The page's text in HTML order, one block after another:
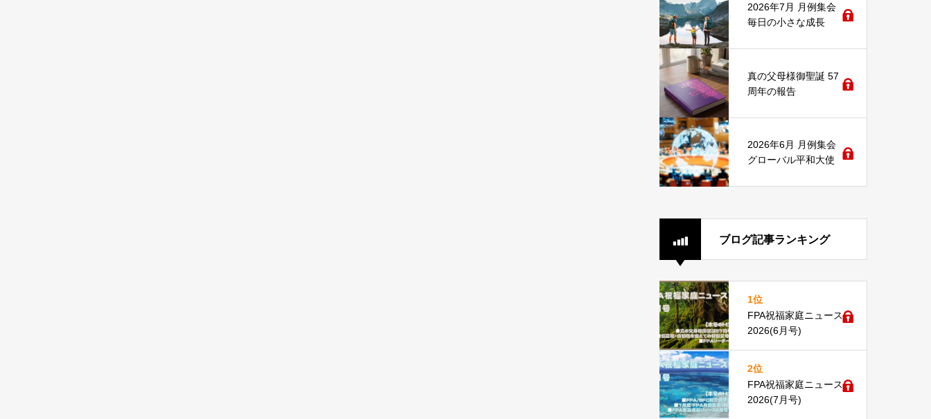
2026年7月 月例集会
毎日の小さな成長
真の父母様御聖誕 57
周年の報告
2026年6月 月例集会
グローバル平和大使
ブログ記事ランキング
1位
FPA祝福家庭ニュース
2026(6月号)
2位
FPA祝福家庭ニュース
2026(7月号)